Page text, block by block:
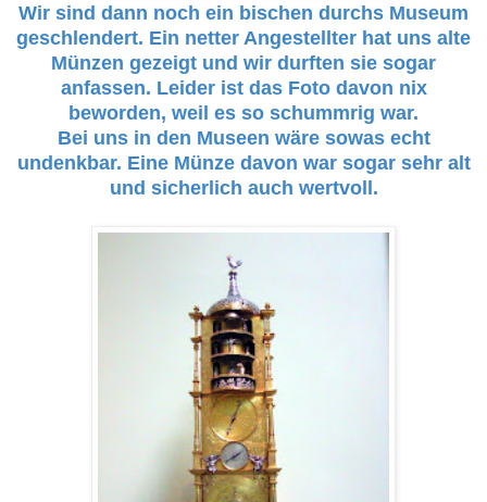
Wir sind dann noch ein bischen durchs Museum
geschlendert. Ein netter Angestellter hat uns alte
Münzen gezeigt und wir durften sie sogar
anfassen. Leider ist das Foto davon nix
beworden, weil es so schummrig war.
Bei uns in den Museen wäre sowas echt
undenkbar. Eine Münze davon war sogar sehr alt
und sicherlich auch wertvoll.